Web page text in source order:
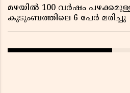
മഴയിൽ 100 വർഷം
കുടുംബത്തിലെ 6 പേർ മരിച്ചു